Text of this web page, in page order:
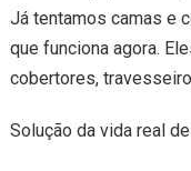
Já tentamos camas e
que funciona agora.
cobertores,
Solução da vida real